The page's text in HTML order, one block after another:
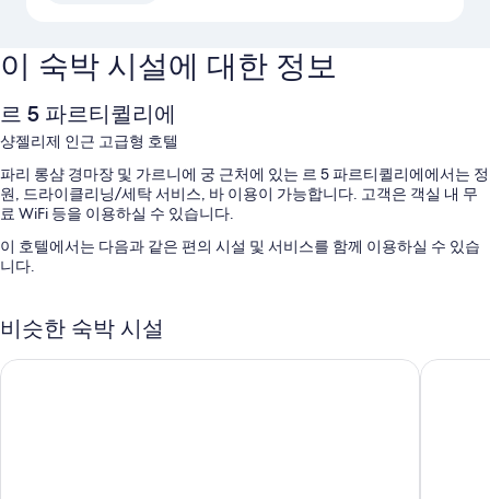
이 숙박 시설에 대한 정보
르 5 파르티퀼리에
샹젤리제 인근 고급형 호텔
파리 롱샴 경마장 및 가르니에 궁 근처에 있는 르 5 파르티퀼리에에서는 정
원, 드라이클리닝/세탁 서비스, 바 이용이 가능합니다. 고객은 객실 내 무
료 WiFi 등을 이용하실 수 있습니다.
이 호텔에서는 다음과 같은 편의 시설 및 서비스를 함께 이용하실 수 있습
니다.
정수기, 짐 보관 및 엘리베이터
투어/티켓 안내, 귀중품 보관함(프런트 데스크) 및 금연 시설
비슷한 숙박 시설
호텔 파리스 누이 호텔 샤